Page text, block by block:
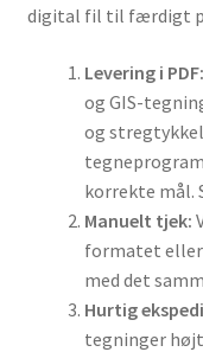
digital fil til færdigt
Levering i PDF:
og GIS-
og
korrekte mål.
Manuelt tjek:
formatet
med det
Hurtig
tegninger